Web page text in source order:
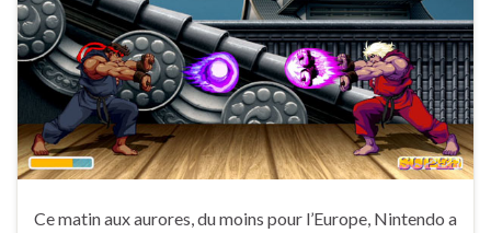
Ce matin aux aurores, du moins pour l’Europe, Nintendo a